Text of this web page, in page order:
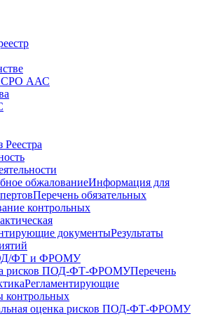
СРО ААС
обжалованиеИнформация для
Перечень обязательных
контрольных
документыРезультаты
ФТ и ФРОМУ
рисков ПОД-ФТ-ФРОМУПеречень
Регламентирующие
контрольных
оценка рисков ПОД-ФТ-ФРОМУ